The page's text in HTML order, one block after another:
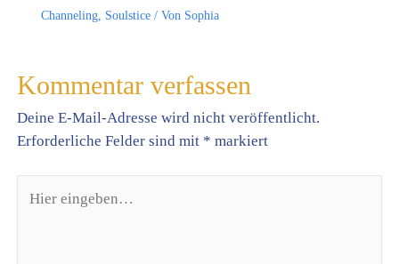
Channeling, Soulstice/ Von Sophia
Kommentar verfassen
Deine E-Mail-Adresse wird nicht veröffentlicht.
Erforderliche Felder sind mit * markiert
eingeben…